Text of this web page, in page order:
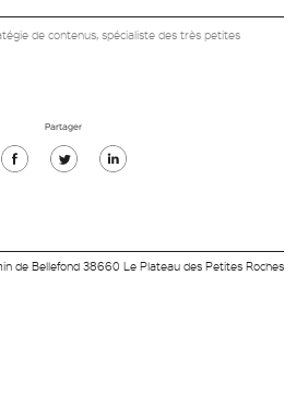
de contenus, spécialiste des très petites
Partager
Partager
Partager
de Bellefond 38660 Le Plateau des Petites Roches